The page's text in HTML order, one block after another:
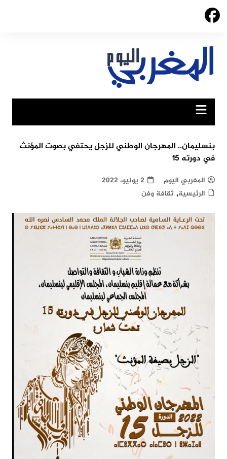
Skip
بنسليمان.. المهرجان الوطني للزجل يحتفي بصوت المؤنث
في دورته 15
المغربي اليوم
2 يونيو، 2022
الرئيسية, ثقافة وفن